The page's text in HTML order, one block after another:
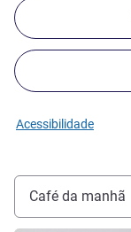
Acessibilidade
Café da manhã